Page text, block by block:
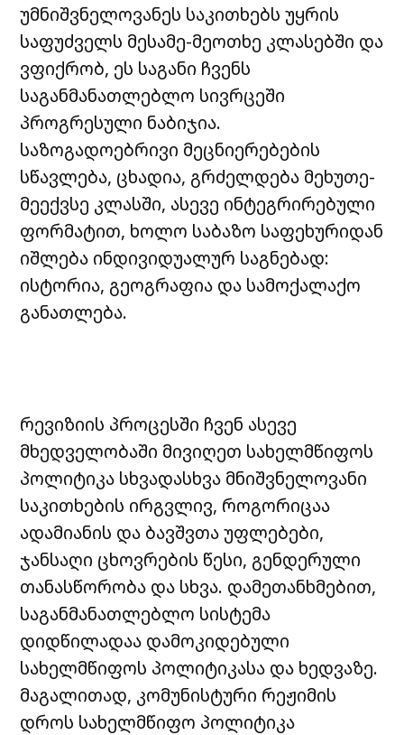
უმნიშვნელოვანეს საკითხებს უყრის
საფუძველს მესამე-მეოთხე კლასებში და
ვფიქრობ, ეს საგანი ჩვენს
საგანმანათლებლო სივრცეში
პროგრესული ნაბიჯია.
საზოგადოებრივი მეცნიერებების
სწავლება, ცხადია, გრძელდება მეხუთე-
მეექვსე კლასში, ასევე ინტეგრირებული
ფორმატით, ხოლო საბაზო საფეხურიდან
იშლება ინდივიდუალურ საგნებად:
ისტორია, გეოგრაფია და სამოქალაქო
განათლება.
რევიზიის პროცესში ჩვენ ასევე
მხედველობაში მივიღეთ სახელმწიფოს
პოლიტიკა სხვადასხვა მნიშვნელოვანი
საკითხების ირგვლივ, როგორიცაა
ადამიანის და ბავშვთა უფლებები,
ჯანსაღი ცხოვრების წესი, გენდერული
თანასწორობა და სხვა. დამეთანხმებით,
საგანმანათლებლო სისტემა
დიდწილადაა დამოკიდებული
სახელმწიფოს პოლიტიკასა და ხედვაზე.
მაგალითად, კომუნისტური რეჟიმის
დროს სახელმწიფო პოლიტიკა